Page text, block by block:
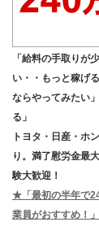
「給料の手取りが
い・・もっと稼げ
ならやってみたい
る」
トヨタ・日産・ホ
り。満了慰労金最
験大歓迎！
★「最初の半年で
業員がおすすめ！」